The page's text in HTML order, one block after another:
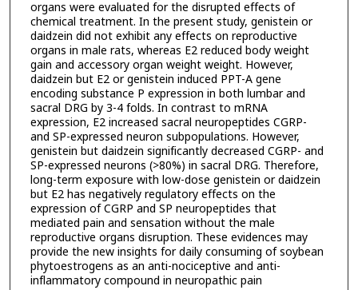
organs were evaluated for the disrupted effects of
chemical treatment. In the present study, genistein or
daidzein did not exhibit any effects on reproductive
organs in male rats, whereas E2 reduced body weight
gain and accessory organ weight weight. However,
daidzein but E2 or genistein induced PPT-A gene
encoding substance P expression in both lumbar and
sacral DRG by 3-4 folds. In contrast to mRNA
expression, E2 increased sacral neuropeptides CGRP-
and SP-expressed neuron subpopulations. However,
genistein but daidzein significantly decreased CGRP- and
SP-expressed neurons (>80%) in sacral DRG. Therefore,
long-term exposure with low-dose genistein or daidzein
but E2 has negatively regulatory effects on the
expression of CGRP and SP neuropeptides that
mediated pain and sensation without the male
reproductive organs disruption. These evidences may
provide the new insights for daily consuming of soybean
phytoestrogens as an anti-nociceptive and anti-
inflammatory compound in neuropathic pain